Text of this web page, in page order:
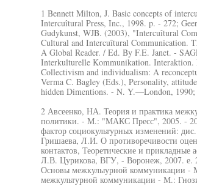
1 Bennett Milton, J. Basic concepts of
Intercuîtural Press, Inc., 1998. p. - 272;
Gudykunst, WJB. (2003), "Intercuîtural
Cultural and Intercuîtural Communication.
A Global Reader. / Ed. By F.E. Janet. -
Interkulturelle Kommunikation. Interaktion.
Collectivism and individualism: A
Verma C. Bagley (Eds.), Personality,
hidden Dimentions. - N. Y.—London, 1990;
2 Авсеенко, НА. Теория и практика
политики. - М.: "МАКС Пресс", 2005. -
фактор социокультурных изменений:
Гришаева, Л.И. О противоречивости
контактов, Теоретические и
Л.В. Цурикова, ВГУ, - Воронеж, 2007.
Основы межкулыурной коммуникации -
межкультурной коммуникации - М.: